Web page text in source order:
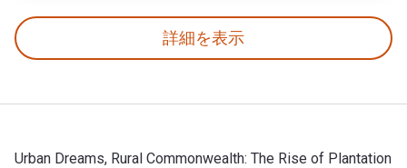
詳細を表示
Urban Dreams, Rural Commonwealth: The Rise of Plantation